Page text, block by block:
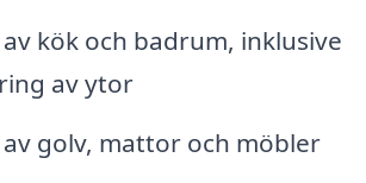
kök och badrum, inklusive
av ytor
golv, mattor och möbler